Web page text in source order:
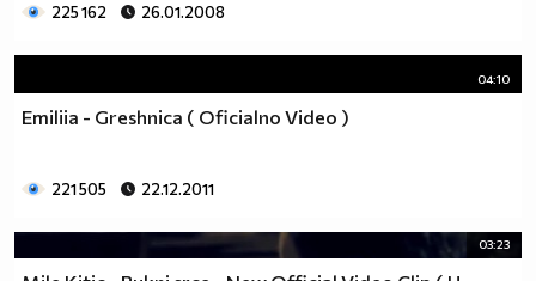
225 162 26.01.2008
04:10
Emiliia - Greshnica ( Oficialno Video )
221 505 22.12.2011
03:23